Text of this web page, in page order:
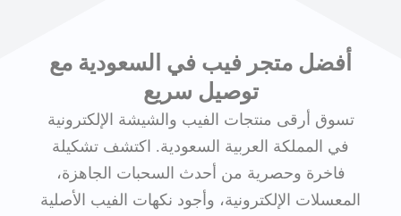
أفضل متجر فيب في السعودية مع
توصيل سريع
تسوق أرقى منتجات الفيب والشيشة الإلكترونية
في المملكة العربية السعودية. اكتشف تشكيلة
فاخرة وحصرية من أحدث السحبات الجاهزة،
المعسلات الإلكترونية، وأجود نكهات الفيب الأصلية